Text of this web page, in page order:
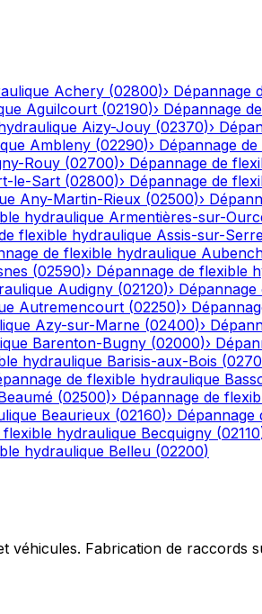
Achery (02800)› Dépannage
Aguilcourt (02190)› Dépannage
Aizy-Jouy (02370)›
Ambleny (02290)› Dépannage
Rouy (02700)› Dépannage de
le-Sart (02800)› Dépannage de
Any-Martin-Rieux (02500)›
hydraulique Armentières-sur-
flexible hydraulique Assis-sur-
de flexible hydraulique
(02590)› Dépannage de flexible
Audigny (02120)›
Autremencourt (02250)›
Azy-sur-Marne (02400)›
Barenton-Bugny (02000)›
hydraulique Barisis-aux-Bois (
de flexible hydraulique
(02500)› Dépannage de
Beaurieux (02160)› Dépannage
flexible hydraulique Becquigny (02110
hydraulique Belleu (02200)
Fabrication de raccords